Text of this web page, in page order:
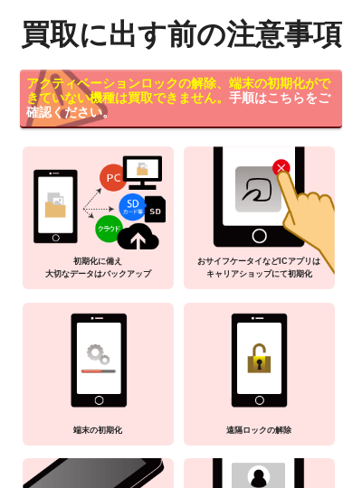
買取に出す前の注意事項
アクティベーションロックの解除、端末の初期化がで
きていない機種は買取できません。 手順はこちらをご
確認ください。
初期化に備え
大切なデータはバックアップ
おサイフケータイなどICアプリは
キャリアショップにて初期化
端末の初期化 遠隔ロックの解除